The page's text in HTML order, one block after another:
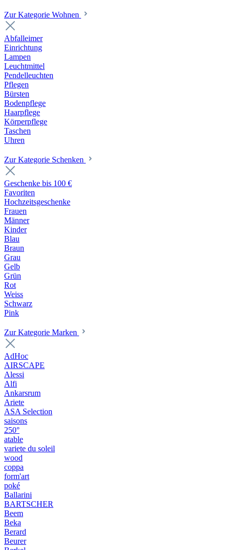
Zur Kategorie Wohnen
Abfalleimer
Einrichtung
Lampen
Leuchtmittel
Pendelleuchten
Pflegen
Bürsten
Bodenpflege
Haarpflege
Körperpflege
Taschen
Uhren
Zur Kategorie Schenken
Geschenke bis 100 €
Favoriten
Hochzeitsgeschenke
Frauen
Männer
Kinder
Blau
Braun
Grau
Gelb
Grün
Rot
Weiss
Schwarz
Pink
Zur Kategorie Marken
AdHoc
AIRSCAPE
Alessi
Alfi
Ankarsrum
Ariete
ASA Selection
saisons
250°
atable
variete du soleil
wood
coppa
form'art
poké
Ballarini
BARTSCHER
Beem
Beka
Berard
Beurer